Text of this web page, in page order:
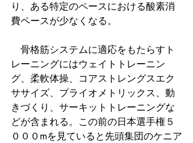
り、ある特定のペースにおける酸素消
費ペースが少なくなる。
骨格筋システムに適応をもたらすト
レーニングにはウェイトトレーニン
グ、柔軟体操、コアストレングスエク
ササイズ、プライオメトリックス、動
きづくり、サーキットトレーニングな
どが含まれる。この前の日本選手権５
０００mを見ていると先頭集団のケニア